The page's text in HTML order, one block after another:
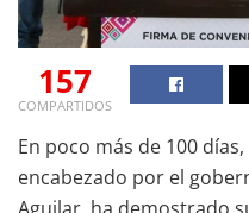
157
COMPARTIDOS
En poco más de 100
encabezado por el
Aguilar, ha demostrado